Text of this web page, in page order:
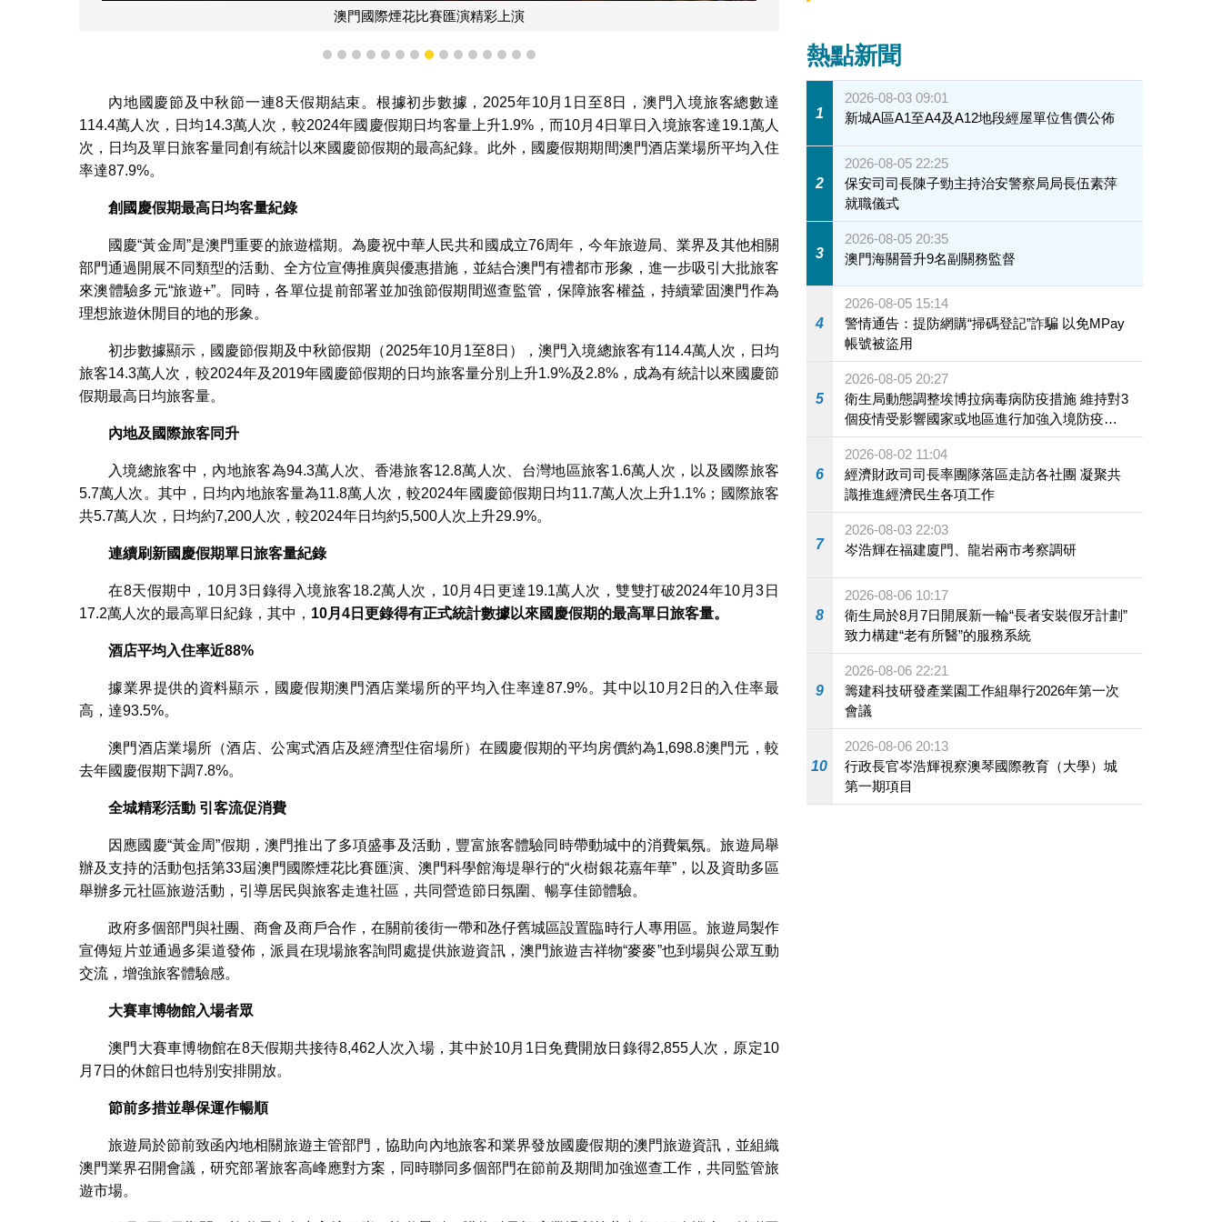
澳門國際煙花比賽匯演精彩上演
1 2 3 4 5 6 7 8 9 101112131415
內地國慶節及中秋節一連8天假期結束。根據初步數據，2025年10月1日至8日，澳門入境旅客總數達
114.4萬人次，日均14.3萬人次，較2024年國慶假期日均客量上升1.9%，而10月4日單日入境旅客達19.1萬人
次，日均及單日旅客量同創有統計以來國慶節假期的最高紀錄。此外，國慶假期期間澳門酒店業場所平均入住
率達87.9%。
創國慶假期最高日均客量紀錄
國慶“黃金周”是澳門重要的旅遊檔期。為慶祝中華人民共和國成立76周年，今年旅遊局、業界及其他相關
部門通過開展不同類型的活動、全方位宣傳推廣與優惠措施，並結合澳門有禮都市形象，進一步吸引大批旅客
來澳體驗多元“旅遊+”。同時，各單位提前部署並加強節假期間巡查監管，保障旅客權益，持續鞏固澳門作為
理想旅遊休閒目的地的形象。
初步數據顯示，國慶節假期及中秋節假期（2025年10月1至8日），澳門入境總旅客有114.4萬人次，日均
旅客14.3萬人次，較2024年及2019年國慶節假期的日均旅客量分別上升1.9%及2.8%，成為有統計以來國慶節
假期最高日均旅客量。
內地及國際旅客同升
入境總旅客中，內地旅客為94.3萬人次、香港旅客12.8萬人次、台灣地區旅客1.6萬人次，以及國際旅客
5.7萬人次。其中，日均內地旅客量為11.8萬人次，較2024年國慶節假期日均11.7萬人次上升1.1%；國際旅客
共5.7萬人次，日均約7,200人次，較2024年日均約5,500人次上升29.9%。
連續刷新國慶假期單日旅客量紀錄
在8天假期中，10月3日錄得入境旅客18.2萬人次，10月4日更達19.1萬人次，雙雙打破2024年10月3日
17.2萬人次的最高單日紀錄，其中， 10月 4 日更錄得有正式統計數據以來國慶假期的最高單日旅客量。
酒店平均入住率近88%
據業界提供的資料顯示，國慶假期澳門酒店業場所的平均入住率達87.9%。其中以10月2日的入住率最
高，達93.5%。
澳門酒店業場所（酒店、公寓式酒店及經濟型住宿場所）在國慶假期的平均房價約為1,698.8澳門元，較
去年國慶假期下調7.8%。
全城精彩活動 引客流促消費
因應國慶“黃金周”假期，澳門推出了多項盛事及活動，豐富旅客體驗同時帶動城中的消費氣氛。旅遊局舉
辦及支持的活動包括第33屆澳門國際煙花比賽匯演、澳門科學館海堤舉行的“火樹銀花嘉年華”，以及資助多區
舉辦多元社區旅遊活動，引導居民與旅客走進社區，共同營造節日氛圍、暢享佳節體驗。
政府多個部門與社團、商會及商戶合作，在關前後街一帶和氹仔舊城區設置臨時行人專用區。旅遊局製作
宣傳短片並通過多渠道發佈，派員在現場旅客詢問處提供旅遊資訊，澳門旅遊吉祥物“麥麥”也到場與公眾互動
交流，增強旅客體驗感。
大賽車博物館入場者眾
澳門大賽車博物館在8天假期共接待8,462人次入場，其中於10月1日免費開放日錄得2,855人次，原定10
月7日的休館日也特別安排開放。
節前多措並舉保運作暢順
旅遊局於節前致函內地相關旅遊主管部門，協助向內地旅客和業界發放國慶假期的澳門旅遊資訊，並組織
澳門業界召開會議，研究部署旅客高峰應對方案，同時聯同多個部門在節前及期間加強巡查工作，共同監管旅
遊市場。
熱點新聞
1
2026-08-03 09:01
新城A區A1至A4及A12地段經屋單位售價公佈
2
2026-08-05 22:25
保安司司長陳子勁主持治安警察局局長伍素萍
就職儀式
3
2026-08-05 20:35
澳門海關晉升9名副關務監督
4
2026-08-05 15:14
警情通告：提防網購“掃碼登記”詐騙 以免MPay
帳號被盜用
5
2026-08-05 20:27
衛生局動態調整埃博拉病毒病防疫措施 維持對3
個疫情受影響國家或地區進行加強入境防疫措
施
6
2026-08-02 11:04
經濟財政司司長率團隊落區走訪各社團 凝聚共
識推進經濟民生各項工作
7
2026-08-03 22:03
岑浩輝在福建廈門、龍岩兩市考察調研
8
2026-08-06 10:17
衛生局於8月7日開展新一輪“長者安裝假牙計劃”
致力構建“老有所醫”的服務系統
9
2026-08-06 22:21
籌建科技研發產業園工作組舉行2026年第一次
會議
10
2026-08-06 20:13
行政長官岑浩輝視察澳琴國際教育（大學）城
第一期項目